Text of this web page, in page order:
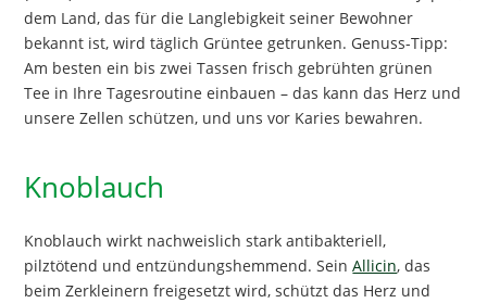
dem Land, das für die Langlebigkeit seiner Bewohner
bekannt ist, wird täglich Grüntee getrunken. Genuss-Tipp:
Am besten ein bis zwei Tassen frisch gebrühten grünen
Tee in Ihre Tagesroutine einbauen – das kann das Herz und
unsere Zellen schützen, und uns vor Karies bewahren.
Knoblauch
Knoblauch wirkt nachweislich stark antibakteriell,
pilztötend und entzündungshemmend. SeinAllicin, das
beim Zerkleinern freigesetzt wird, schützt das Herz und